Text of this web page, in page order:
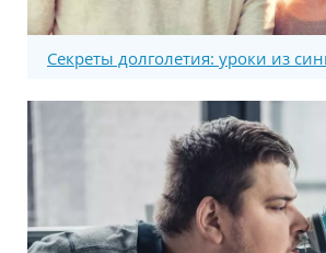
Секреты долголетия: уроки из